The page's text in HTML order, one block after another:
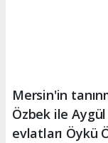
Mersin'in
Özbek ile
evlatları Öykü